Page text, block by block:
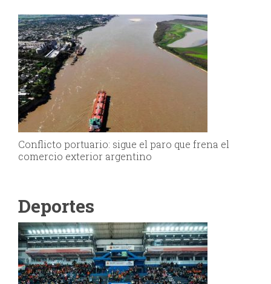
Conflicto portuario: sigue el paro que frena el
comercio exterior argentino
Deportes